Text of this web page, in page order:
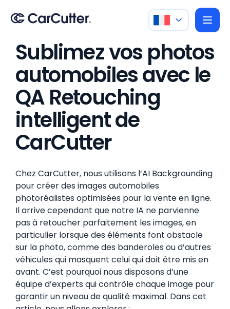
Sublimez vos photos
automobiles avec le
QA Retouching
intelligent de
CarCutter
Chez CarCutter, nous utilisons l’AI Backgrounding
pour créer des images automobiles
photoréalistes optimisées pour la vente en ligne.
Il arrive cependant que notre IA ne parvienne
pas à retoucher parfaitement les images, en
particulier lorsque des éléments font obstacle
sur la photo, comme des banderoles ou d’autres
véhicules qui masquent celui qui doit être mis en
avant. C’est pourquoi nous disposons d’une
équipe d’experts qui contrôle chaque image pour
garantir un niveau de qualité maximal. Dans cet